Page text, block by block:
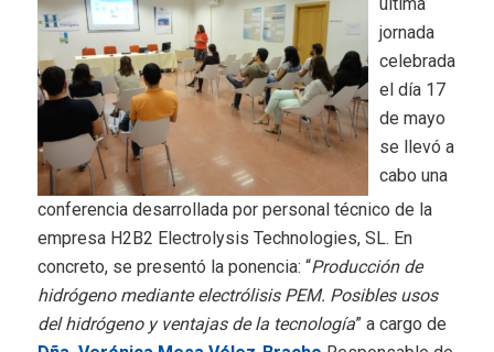
última
jornada
celebrada
el día 17
de mayo
se llevó a
cabo una
conferencia desarrollada por personal técnico de la
empresa H2B2 Electrolysis Technologies, SL. En
concreto, se presentó la ponencia: “Producción de
hidrógeno mediante electrólisis PEM. Posibles usos
del hidrógeno y ventajas de la tecnología” a cargo de